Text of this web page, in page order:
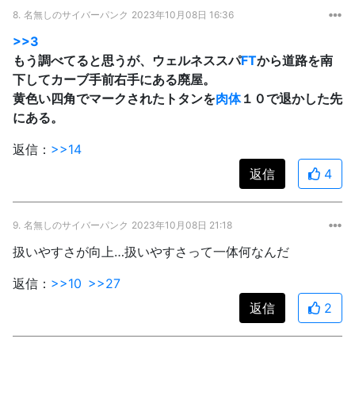
8. 名無しのサイバーパンク 2023年10月08日 16:36
>>3
もう調べてると思うが、ウェルネススパFTから道路を南
下してカーブ手前右手にある廃屋。
黄色い四角でマークされたトタンを肉体１０で退かした先
にある。
返信： >>14
返信
4
9. 名無しのサイバーパンク 2023年10月08日 21:18
扱いやすさが向上…扱いやすさって一体何なんだ
返信： >>10 >>27
返信
2